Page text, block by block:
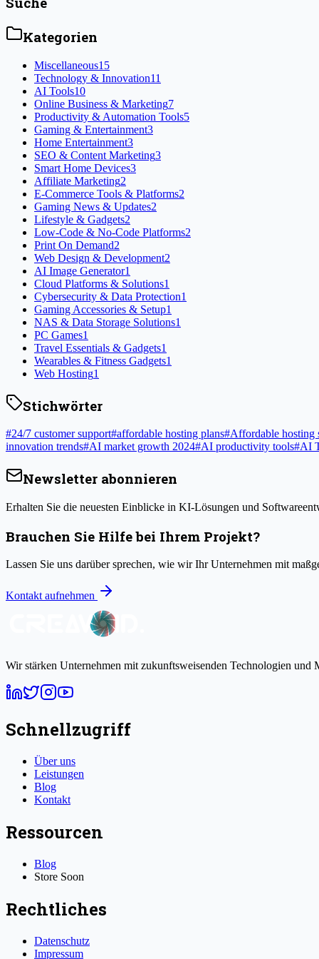
Kategorien
Miscellaneous15
Technology & Innovation11
AI Tools10
Online Business & Marketing7
Productivity & Automation Tools5
Gaming & Entertainment3
Home Entertainment3
SEO & Content Marketing3
Smart Home Devices3
Affiliate Marketing2
E-Commerce Tools & Platforms2
Gaming News & Updates2
Lifestyle & Gadgets2
Low-Code & No-Code Platforms2
Print On Demand2
Web Design & Development2
AI Image Generator1
Cloud Platforms & Solutions1
Cybersecurity & Data Protection1
Gaming Accessories & Setup1
NAS & Data Storage Solutions1
PC Games1
Travel Essentials & Gadgets1
Wearables & Fitness Gadgets1
Web Hosting1
Stichwörter
#24/7 customer support#affordable hosting plans#Affordable hosting
innovation trends#AI market growth 2024#AI productivity tools#AI
Newsletter abonnieren
Erhalten Sie die neuesten Einblicke in KI-Lösungen und
Brauchen Sie Hilfe bei Ihrem Projekt?
Lassen Sie uns darüber sprechen, wie wir Ihr Unternehmen mit
Kontakt aufnehmen
Wir stärken Unternehmen mit zukunftsweisenden Technologien und
Schnellzugriff
Über uns
Leistungen
Blog
Kontakt
Ressourcen
Blog
Store Soon
Rechtliches
Datenschutz
Impressum